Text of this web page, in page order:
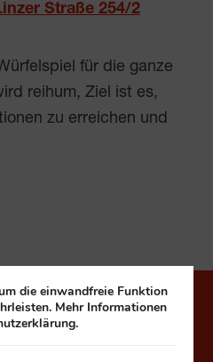
Straße 254/2
für die ganze
reihum, Ziel ist es,
zu erreichen und
die einwandfreie Funktion
Mehr Informationen